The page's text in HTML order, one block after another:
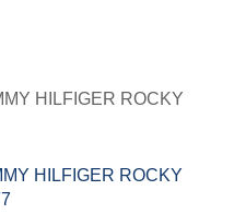
HILFIGER ROCKY